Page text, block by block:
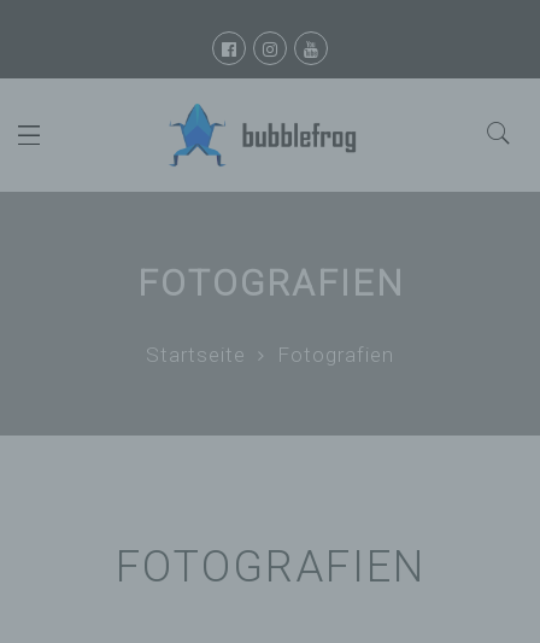
FOTOGRAFIEN
Startseite Fotografien
FOTOGRAFIEN